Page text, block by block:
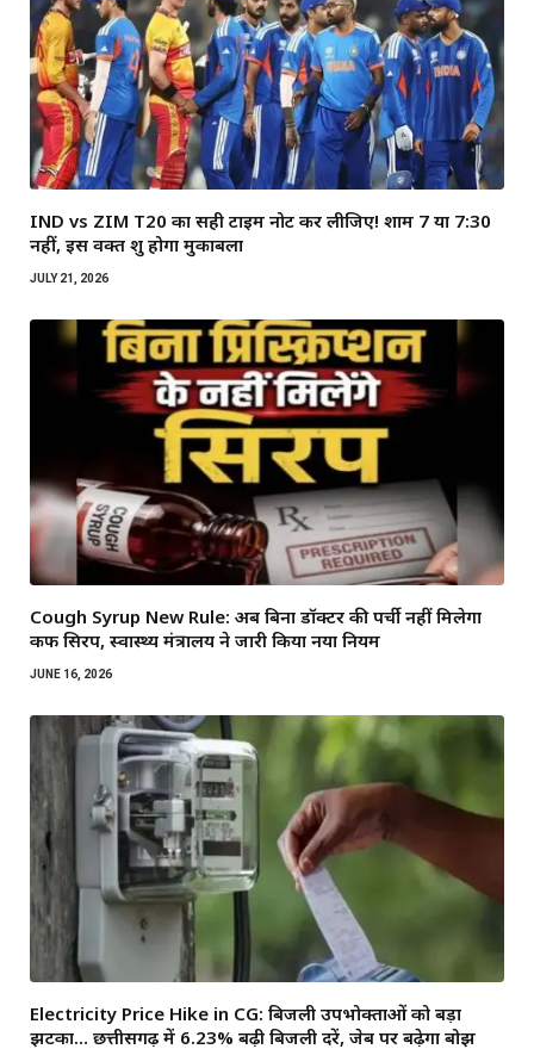
IND vs ZIM T20 का सही टाइम नोट कर लीजिए! शाम 7 या 7:30
नहीं, इस वक्त शुरू होगा मुकाबला
JULY 21, 2026
Cough Syrup New Rule: अब बिना डॉक्टर की पर्ची नहीं मिलेगा
कफ सिरप, स्वास्थ्य मंत्रालय ने जारी किया नया नियम
JUNE 16, 2026
Electricity Price Hike in CG: बिजली उपभोक्ताओं को बड़ा
झटका… छत्तीसगढ़ में 6.23% बढ़ी बिजली दरें, जेब पर बढ़ेगा बोझ